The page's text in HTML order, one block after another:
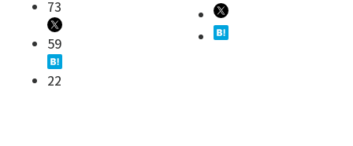
73
59
22